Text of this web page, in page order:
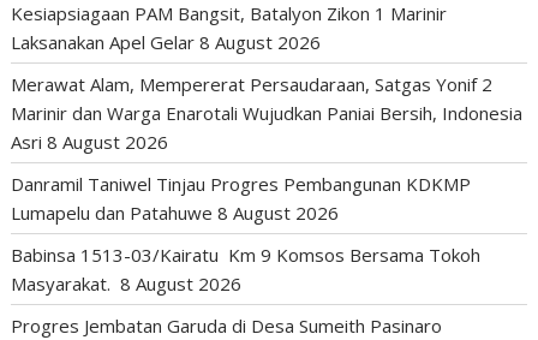
Kesiapsiagaan PAM Bangsit, Batalyon Zikon 1 Marinir
Laksanakan Apel Gelar 8 August 2026
Merawat Alam, Mempererat Persaudaraan, Satgas Yonif 2
Marinir dan Warga Enarotali Wujudkan Paniai Bersih, Indonesia
Asri 8 August 2026
Danramil Taniwel Tinjau Progres Pembangunan KDKMP
Lumapelu dan Patahuwe 8 August 2026
Babinsa 1513-03/Kairatu Km 9 Komsos Bersama Tokoh
Masyarakat. 8 August 2026
Progres Jembatan Garuda di Desa Sumeith Pasinaro